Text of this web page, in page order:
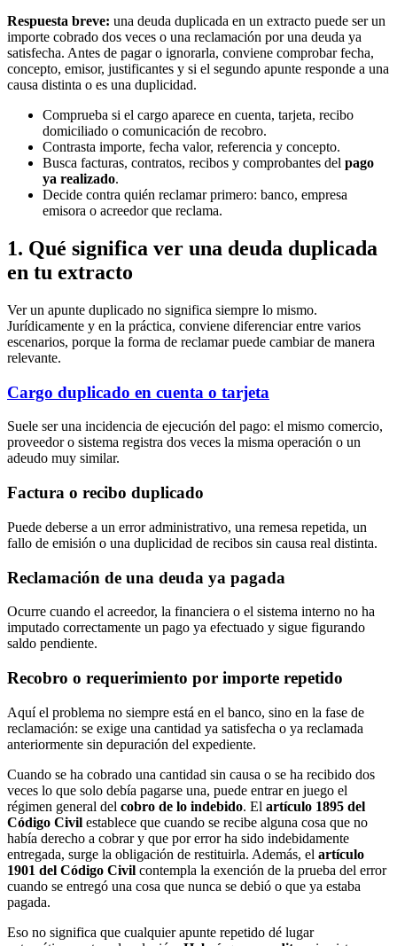
Respuesta breve: una deuda duplicada en un extracto puede ser un
importe cobrado dos veces o una reclamación por una deuda ya
satisfecha. Antes de pagar o ignorarla, conviene comprobar fecha,
concepto, emisor, justificantes y si el segundo apunte responde a una
causa distinta o es una duplicidad.
Comprueba si el cargo aparece en cuenta, tarjeta, recibo
domiciliado o comunicación de recobro.
Contrasta importe, fecha valor, referencia y concepto.
Busca facturas, contratos, recibos y comprobantes del pago
ya realizado.
Decide contra quién reclamar primero: banco, empresa
emisora o acreedor que reclama.
1. Qué significa ver una deuda duplicada
en tu extracto
Ver un apunte duplicado no significa siempre lo mismo.
Jurídicamente y en la práctica, conviene diferenciar entre varios
escenarios, porque la forma de reclamar puede cambiar de manera
relevante.
Cargo duplicado en cuenta o tarjeta
Suele ser una incidencia de ejecución del pago: el mismo comercio,
proveedor o sistema registra dos veces la misma operación o un
adeudo muy similar.
Factura o recibo duplicado
Puede deberse a un error administrativo, una remesa repetida, un
fallo de emisión o una duplicidad de recibos sin causa real distinta.
Reclamación de una deuda ya pagada
Ocurre cuando el acreedor, la financiera o el sistema interno no ha
imputado correctamente un pago ya efectuado y sigue figurando
saldo pendiente.
Recobro o requerimiento por importe repetido
Aquí el problema no siempre está en el banco, sino en la fase de
reclamación: se exige una cantidad ya satisfecha o ya reclamada
anteriormente sin depuración del expediente.
Cuando se ha cobrado una cantidad sin causa o se ha recibido dos
veces lo que solo debía pagarse una, puede entrar en juego el
régimen general del cobro de lo indebido. El artículo 1895 del
Código Civil establece que cuando se recibe alguna cosa que no
había derecho a cobrar y que por error ha sido indebidamente
entregada, surge la obligación de restituirla. Además, el artículo
1901 del Código Civil contempla la exención de la prueba del error
cuando se entregó una cosa que nunca se debió o que ya estaba
pagada.
Eso no significa que cualquier apunte repetido dé lugar